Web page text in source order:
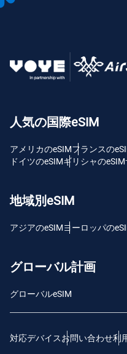
人気の国際eSIM
アメリカのeSIMフランスの
ドイツのeSIMギリシャのeSIM
地域別eSIM
アジアのeSIMヨーロッパの
グローバル計画
グローバルeSIM
対応デバイスお問い合わせ利